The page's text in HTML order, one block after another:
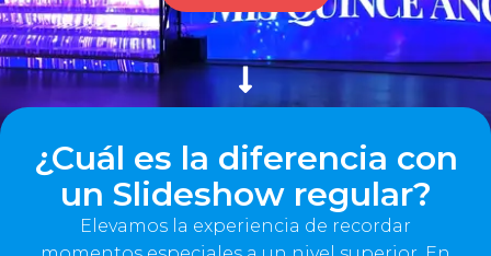
¿Cuál es la diferencia con
un Slideshow regular?
Elevamos la experiencia de recordar